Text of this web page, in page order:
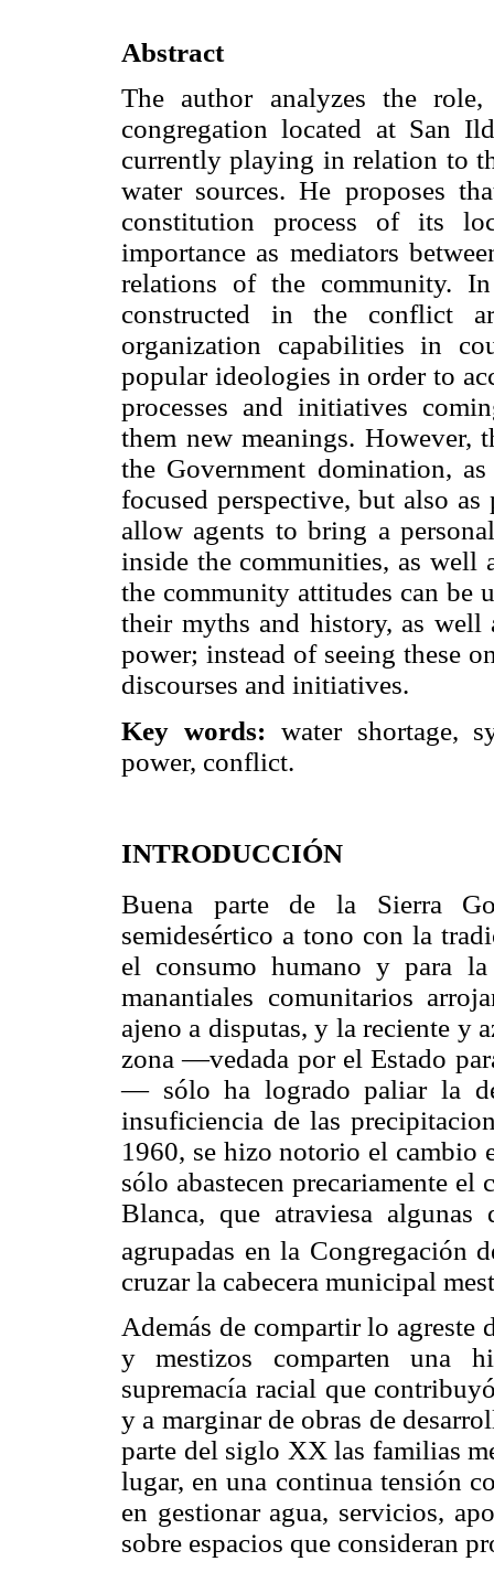
Abstract
The author analyzes the
congregation located at San
currently playing in relation to
water sources. He proposes
constitution process of its
importance as mediators
relations of the community.
constructed in the conflict
organization capabilities in
popular ideologies in order to
processes and initiatives
them new meanings. However,
the Government domination,
focused perspective, but also
allow agents to bring a
inside the communities, as well
the community attitudes can be
their myths and history, as well
power; instead of seeing these
discourses and initiatives.
Key words: water shortage,
power, conflict.
INTRODUCCIÓN
Buena parte de la Sierra
semidesértico a tono con la
el consumo humano y para
manantiales comunitarios
ajeno a disputas, y la reciente y
zona —vedada por el Estado
— sólo ha logrado paliar la
insuficiencia de las
1960, se hizo notorio el cambio
sólo abastecen precariamente
Blanca, que atraviesa algunas
agrupadas en la Congregación
cruzar la cabecera municipal
Además de compartir lo agreste
y mestizos comparten una
supremacía racial que
y a marginar de obras de
parte del siglo XX las familias
lugar, en una continua tensión
en gestionar agua, servicios,
sobre espacios que consideran